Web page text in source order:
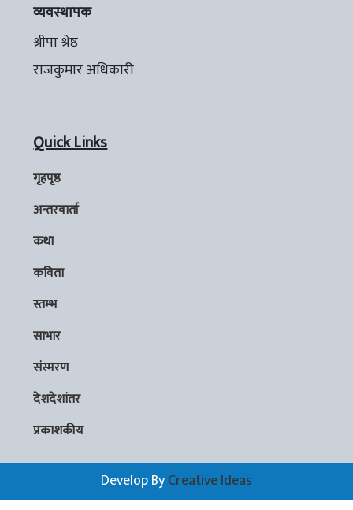
व्यवस्थापक
श्रीपा श्रेष्ठ
राजकुमार अधिकारी
Quick Links
गृहपृष्ठ
अन्तरवार्ता
कथा
कविता
स्तम्भ
साभार
संस्मरण
देशदेशांतर
प्रकाशकीय
Develop ByCreative Ideas